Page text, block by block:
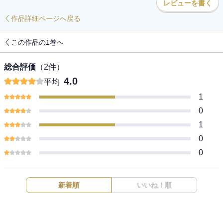
レビューを書く
作品詳細ページへ戻る
この作品の1巻へ
総合評価 （2件）
平均 4.0
1
0
1
0
0
新着順 いいね！順